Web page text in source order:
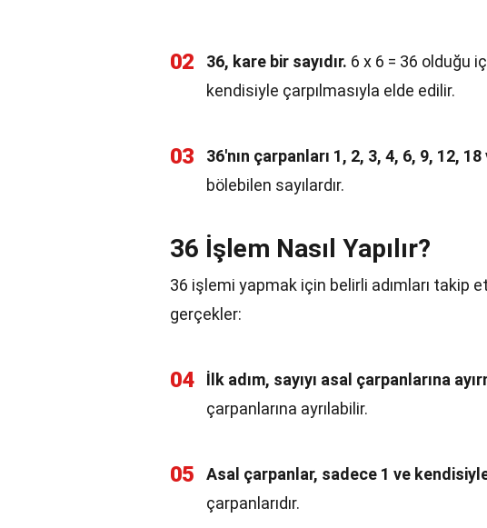
02 36, kare bir sayıdır. 6 x 6 = 36 olduğu
kendisiyle çarpılmasıyla elde edilir.
03 36'nın çarpanları 1, 2, 3, 4, 6, 9, 12, 18
bölebilen sayılardır.
36 İşlem Nasıl Yapılır?
36 işlemi yapmak için belirli adımları takip
gerçekler:
04 İlk adım, sayıyı asal çarpanlarına
çarpanlarına ayrılabilir.
05 Asal çarpanlar, sadece 1 ve
çarpanlarıdır.